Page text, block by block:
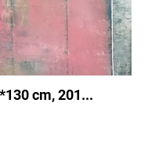
cm, 201...